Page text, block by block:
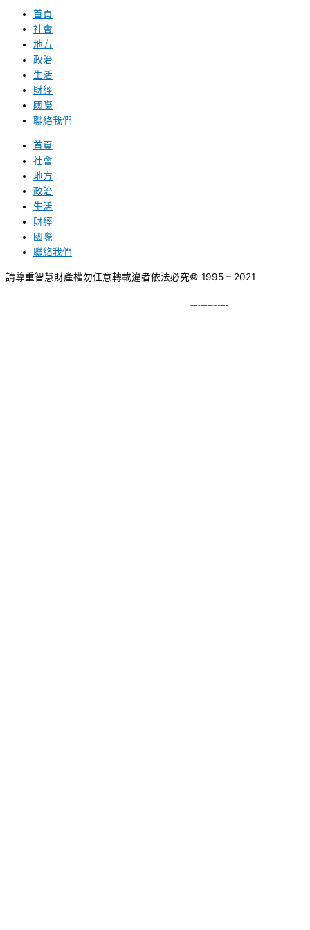
首頁
社會
地方
政治
生活
財經
國際
聯絡我們
首頁
社會
地方
政治
生活
財經
國際
聯絡我們
請尊重智慧財產權勿任意轉載違者依法必究© 1995 – 2021